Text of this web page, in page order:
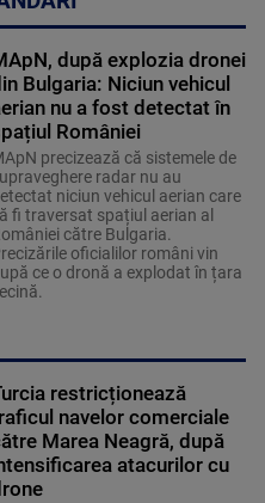
după explozia dronei
Bulgaria: Niciun vehicul
nu a fost detectat în
României
precizează că sistemele de
radar nu au
niciun vehicul aerian care
fi traversat spațiul aerian al
către Bulgaria.
oficialilor români vin
ce o dronă a explodat în țara
restricționează
navelor comerciale
Marea Neagră, după
atacurilor cu